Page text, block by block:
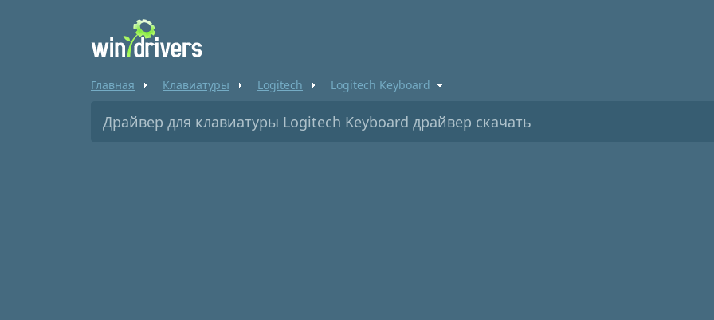
Главная Клавиатуры Logitech Logitech Keyboard
Драйвер для клавиатуры Logitech Keyboard драйвер скачать